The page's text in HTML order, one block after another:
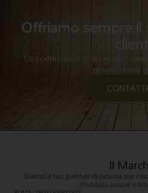
Offriamo sempre
clienti
La soddisfazione dei nostri
giorno dopo
Il